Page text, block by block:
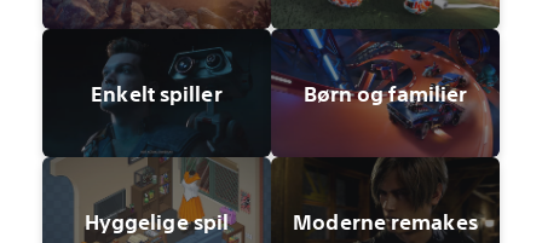
Enkelt spiller Børn og familier
Hyggelige spil Moderne remakes